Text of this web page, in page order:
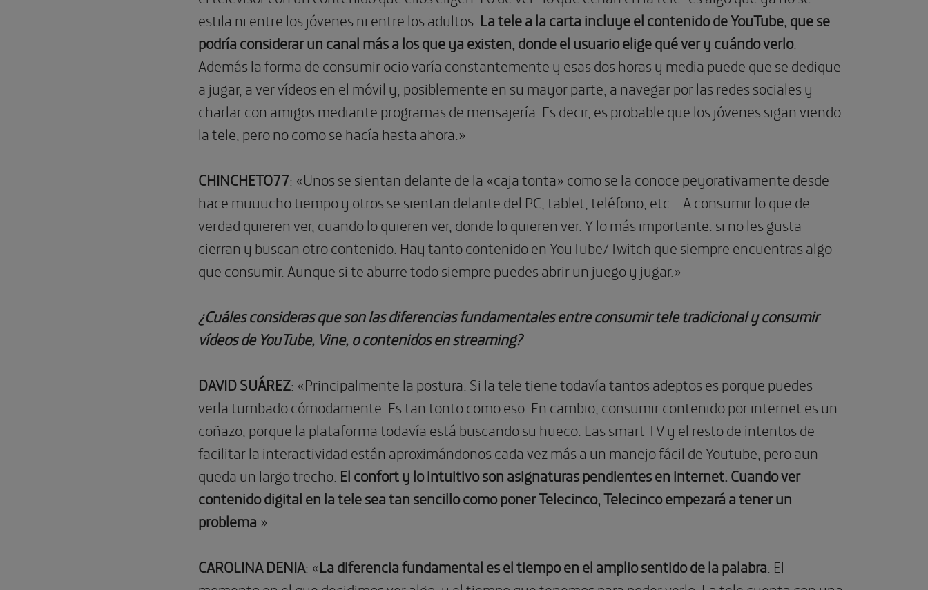
estila ni entre los jóvenes ni entre los adultos. La tele a la carta incluye el contenido de YouTube, que se
podría considerar un canal más a los que ya existen, donde el usuario elige qué ver y cuándo verlo.
Además la forma de consumir ocio varía constantemente y esas dos horas y media puede que se dedique
a jugar, a ver vídeos en el móvil y, posiblemente en su mayor parte, a navegar por las redes sociales y
charlar con amigos mediante programas de mensajería. Es decir, es probable que los jóvenes sigan viendo
la tele, pero no como se hacía hasta ahora.»
CHINCHETO77: «Unos se sientan delante de la «caja tonta» como se la conoce peyorativamente desde
hace muuucho tiempo y otros se sientan delante del PC, tablet, teléfono, etc… A consumir lo que de
verdad quieren ver, cuando lo quieren ver, donde lo quieren ver. Y lo más importante: si no les gusta
cierran y buscan otro contenido. Hay tanto contenido en YouTube/Twitch que siempre encuentras algo
que consumir. Aunque si te aburre todo siempre puedes abrir un juego y jugar.»
¿Cuáles consideras que son las diferencias fundamentales entre consumir tele tradicional y consumir
vídeos de YouTube, Vine, o contenidos enstreaming?
DAVID SUÁREZ: «Principalmente la postura. Si la tele tiene todavía tantos adeptos es porque puedes
verla tumbado cómodamente. Es tan tonto como eso. En cambio, consumir contenido por internet es un
coñazo, porque la plataforma todavía está buscando su hueco. Las smart TV y el resto de intentos de
facilitar la interactividad están aproximándonos cada vez más a un manejo fácil de Youtube, pero aun
queda un largo trecho. El confort y lo intuitivo son asignaturas pendientes en internet.Cuando ver
contenido digital en la tele sea tan sencillo como poner Telecinco, Telecinco empezará a tener un
problema .»
CAROLINA DENIA: «La diferencia fundamental es el tiempo en el amplio sentido de la palabra . El